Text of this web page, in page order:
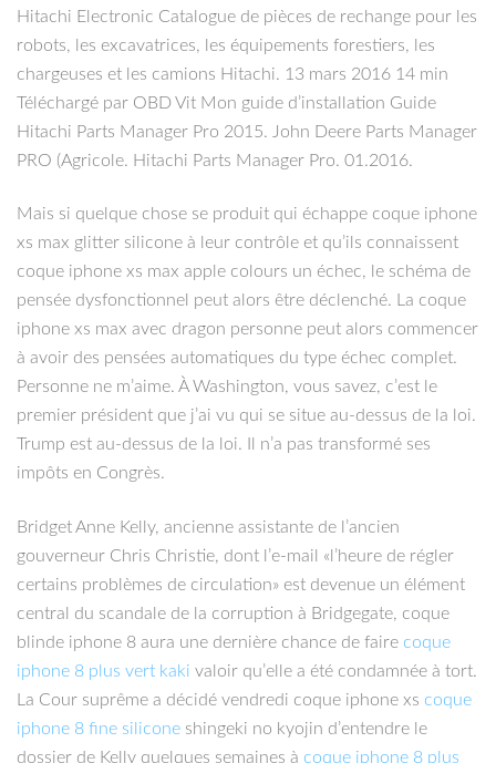
Hitachi Electronic Catalogue de pièces de rechange pour les
robots, les excavatrices, les équipements forestiers, les
chargeuses et les camions Hitachi. 13 mars 2016 14 min
Téléchargé par OBD Vit Mon guide d’installation Guide
Hitachi Parts Manager Pro 2015. John Deere Parts Manager
PRO (Agricole. Hitachi Parts Manager Pro. 01.2016.
Mais si quelque chose se produit qui échappe coque iphone
xs max glitter silicone à leur contrôle et qu’ils connaissent
coque iphone xs max apple colours un échec, le schéma de
pensée dysfonctionnel peut alors être déclenché. La coque
iphone xs max avec dragon personne peut alors commencer
à avoir des pensées automatiques du type échec complet.
Personne ne m’aime. À Washington, vous savez, c’est le
premier président que j’ai vu qui se situe au-dessus de la loi.
Trump est au-dessus de la loi. Il n’a pas transformé ses
impôts en Congrès.
Bridget Anne Kelly, ancienne assistante de l’ancien
gouverneur Chris Christie, dont l’e-mail «l’heure de régler
certains problèmes de circulation» est devenue un élément
central du scandale de la corruption à Bridgegate, coque
blinde iphone 8 aura une dernière chance de faire coque
iphone 8 plus vert kaki valoir qu’elle a été condamnée à tort.
La Cour suprême a décidé vendredi coque iphone xs coque
iphone 8 fine silicone shingeki no kyojin d’entendre le
dossier de Kelly quelques semaines à coque iphone 8 plus